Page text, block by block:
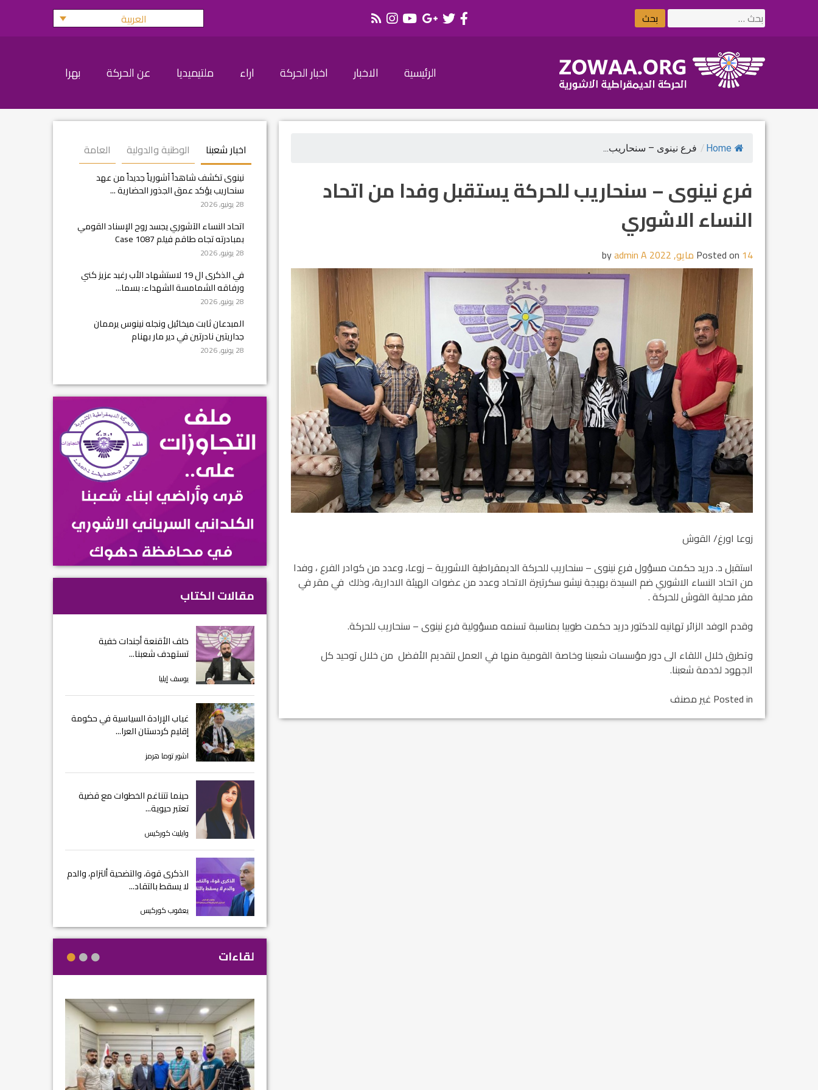
البحث
عن:
العربية
الرئيسية الاخبار اخبار الحركة اراء ملتيميديا عن الحركة بهرا
Home
/ فرع نينوى – سنحاريب...
فرع نينوى – سنحاريب للحركة يستقبل وفدا من اتحاد
النساء الاشوري
Posted on 14 مايو, 2022 admin A
زوعا اورغ/ القوش
استقبل د. دريد حكمت مسؤول فرع نينوى – سنحاريب للحركة الديمقراطية الاشورية – زوعا، وعدد من كوادر الفرع ، وفدا
من اتحاد النساء الاشوري ضم السيدة بهيجة نيشو سكرتيرة الاتحاد وعدد من عضوات الهيئة الادارية، وذلك في مقر في
مقر محلية القوش للحركة .
وقدم الوفد الزائر تهانيه للدكتور دريد حكمت طوبيا بمناسبة تسنمه مسؤولية فرع نينوى – سنحاريب للحركة.
وتطرق خلال اللقاء الى دور مؤسسات شعبنا وخاصة القومية منها في العمل لتقديم الأفضل من خلال توحيد كل
الجهود لخدمة شعبنا.
Posted in غير مصنف
اخبار شعبنا الوطنية والدولية العامة
نينوى تكشف شاهداً آشورياً جديداً من عهد
سنحاريب يؤكد عمق الجذور الحضارية ...
28 يونيو, 2026
اتحاد النساء الآشوري يجسد روح الإسناد القومي
بمبادرته تجاه طاقم فيلم Case 1087
28 يونيو, 2026
في الذكرى ال 19 لاستشهاد الأب رغيد عزيز كني
ورفاقه الشمامسة الشهداء: بسما...
28 يونيو, 2026
المبدعان ثابت ميخائيل ونجله نينوس يرممان
جداريتين نادرتين في دير مار بهنام
28 يونيو, 2026
مقالات الكتاب
خلف الأقنعة أجندات خفية
تستهدف شعبنا...
يوسف إيليا
غياب الإرادة السياسية في حكومة
إقليم كردستان العرا...
اشور توما هرمز
حينما تتناغم الخطوات مع قضية
تعتبر حيوية...
وايليت كوركيس
الذكرى قوة، والتضحية ألتزام، والدم
لا يسقط بالتقاد...
يعقوب كوركيس
لقاءات